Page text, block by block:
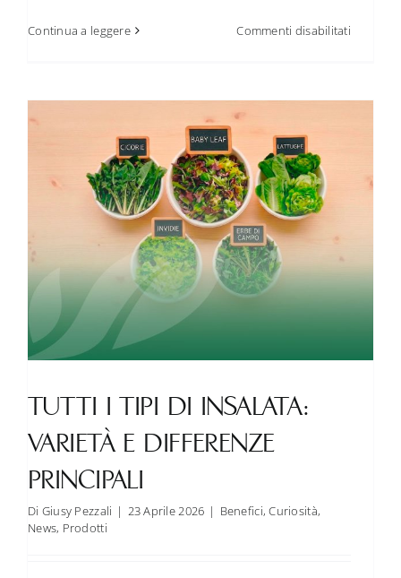
Continua a leggere Commenti disabilitati
TUTTI I TIPI DI INSALATA:
VARIETÀ E DIFFERENZE
PRINCIPALI
Di Giusy Pezzali | 23 Aprile 2026 | Benefici,Curiosità,
News, Prodotti